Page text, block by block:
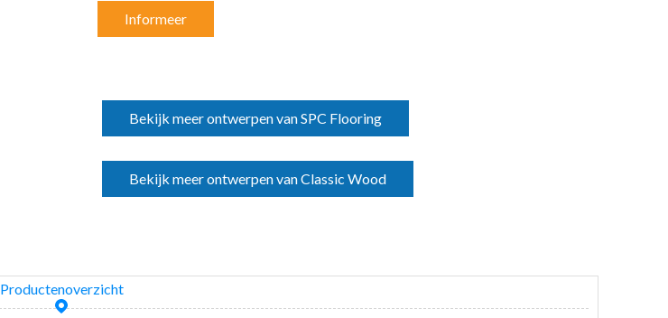
Informeer
Bekijk meer ontwerpen van SPC Flooring
Bekijk meer ontwerpen van Classic Wood
Productenoverzicht